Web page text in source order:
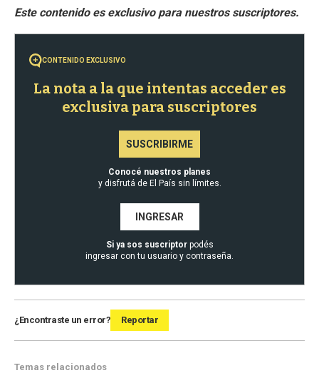
CONTENIDO EXCLUSIVO
La nota a la que intentas acceder es
exclusiva para suscriptores
SUSCRIBIRME
Conocé nuestros planes
y disfrutá de El País sin límites.
INGRESAR
Si ya sos suscriptorpodés
ingresar con tu usuario y contraseña.
¿Encontraste un error? Reportar
Temas relacionados